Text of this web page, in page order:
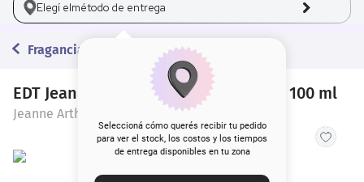
Elegí elmétodo de entrega
Seleccioná cómo querés recibir tu pedido
para ver el stock, los costos y los tiempos
de entrega disponibles en tu zona
Fragancias
EDT Jeanne Arthes París Night Club x 100 ml
Jeanne Arthes Paris
3.
5. corrector
6.